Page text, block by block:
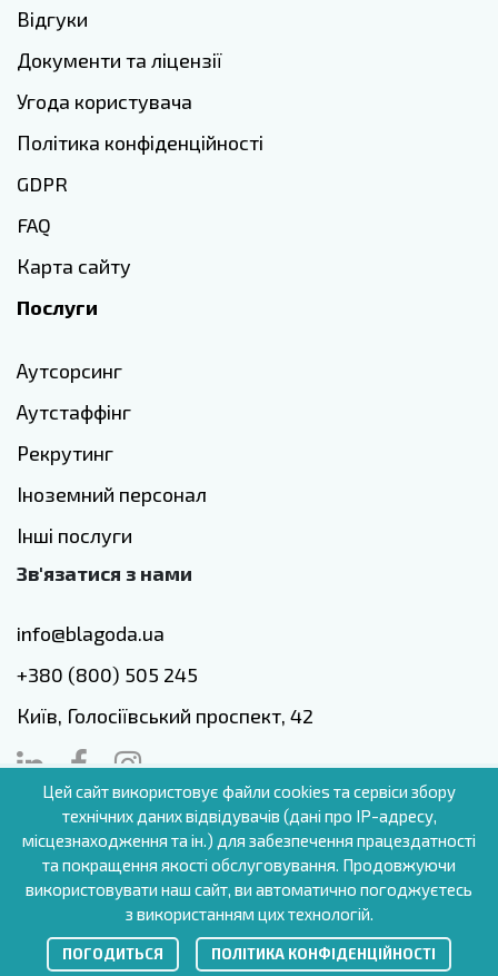
Відгуки
Документи та ліцензії
Угода користувача
Політика конфіденційності
GDPR
FAQ
Карта сайту
Послуги
Аутсорсинг
Аутстаффінг
Рекрутинг
Іноземний персонал
Інші послуги
Зв'язатися з нами
info@blagoda.ua
+380 (800) 505 245
Київ, Голосіївський проспект, 42
UA
blagoda.ua (c.) All rigths reserved
Цей сайт використовує файли cookies та сервіси збору
технічних даних відвідувачів (дані про IP-адресу,
місцезнаходження та ін.) для забезпечення працездатності
та покращення якості обслуговування. Продовжуючи
використовувати наш сайт, ви автоматично погоджуєтесь
з використанням цих технологій.
ПОГОДИТЬСЯ ПОЛІТИКА КОНФІДЕНЦІЙНОСТІ